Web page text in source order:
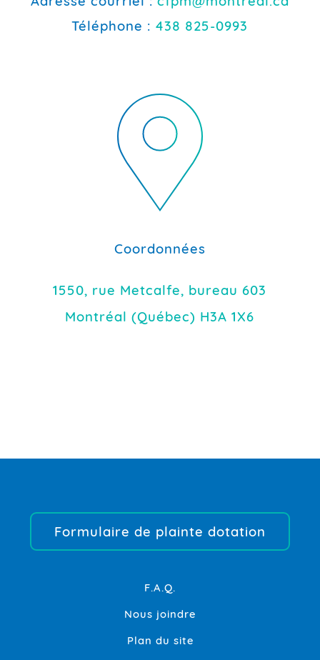
Téléphone : 438 825-0993
Coordonnées
1550, rue Metcalfe, bureau 603
Montréal (Québec) H3A 1X6
Formulaire de plainte dotation
F.A.Q.
Nous joindre
Plan du site